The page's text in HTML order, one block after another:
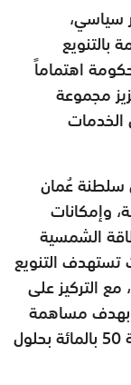
سياسي،
بالتنويع
اهتماماً
مجموعة
سلطنة عُمان
وإمكانات
الشمسية
تستهدف التنويع
مع التركيز على
بهدف مساهمة
الناتج المحلي الإجمالي غير النفطي بنسبة 50 بالمائة بحلول